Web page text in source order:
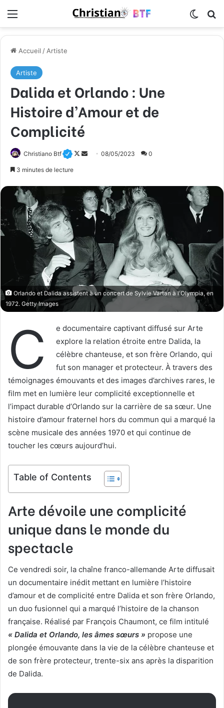
Accueil / Artiste
Artiste
Dalida et Orlando : Une
Histoire d’Amour et de
Complicité
Christiano Btf
F
o
w
n
X
o
y
e
u
n
c
o
u
r
l
08/05/2023 0
3 minutes de lecture
Orlando et Dalida assistent à un concert de Sylvie Vartan à l'Olympia, en
1972. Getty Images
C
e documentaire captivant diffusé sur Arte
explore la relation étroite entre Dalida, la
célèbre chanteuse, et son frère Orlando, qui
fut son manager et protecteur. À travers des
témoignages émouvants et des images d’archives rares, le
film met en lumière leur complicité exceptionnelle et
l’impact durable d’Orlando sur la carrière de sa sœur. Une
histoire d’amour fraternel hors du commun qui a marqué la
scène musicale des années 1970 et qui continue de
toucher les cœurs aujourd’hui.
Table of Contents
Arte dévoile une complicité
unique dans le monde du
spectacle
Ce vendredi soir, la chaîne franco-allemande Arte diffusait
un documentaire inédit mettant en lumière l’histoire
d’amour et de complicité entre Dalida et son frère Orlando,
un duo fusionnel qui a marqué l’histoire de la chanson
française. Réalisé par François Chaumont, ce film intitulé
« Dalida et Orlando, les âmes sœurs » propose une
plongée émouvante dans la vie de la célèbre chanteuse et
de son frère protecteur, trente-six ans après la disparition
de Dalida.